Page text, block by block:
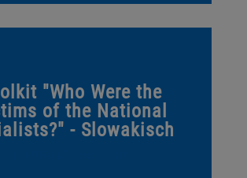
"Who Were the
of the National
- Slowakisch